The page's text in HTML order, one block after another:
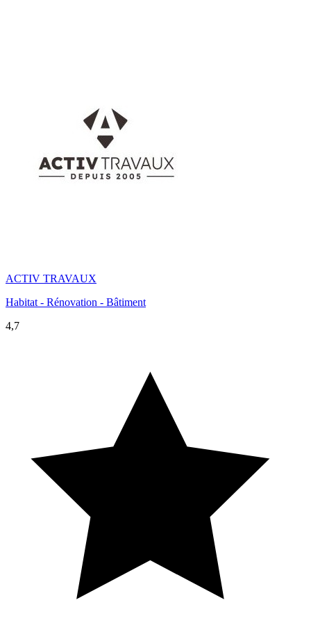
ACTIV TRAVAUX
Habitat - Rénovation - Bâtiment
4,7